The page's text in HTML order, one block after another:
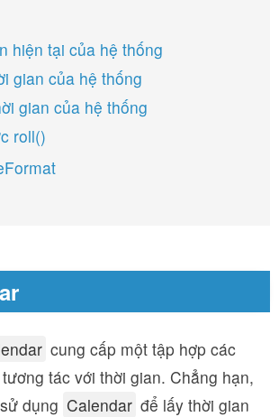
hiện tại của hệ thống
gian của hệ thống
gian của hệ thống
roll()
cung cấp một tập hợp các
tác với thời gian. Chẳng hạn,
dụng Calendar để lấy thời gian